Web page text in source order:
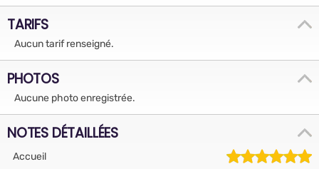
TARIFS
Aucun tarif renseigné.
PHOTOS
Aucune photo enregistrée.
NOTES DÉTAILLÉES
Accueil